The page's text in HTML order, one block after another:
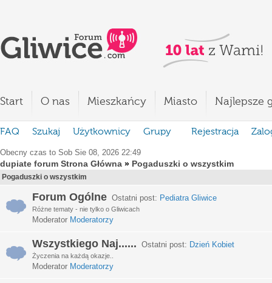
Start O nas Mieszkańcy Miasto Najlepsze
FAQ Szukaj Użytkownicy Grupy Rejestracja
Obecny czas to Sob Sie 08, 2026 22:49
dupiate forum Strona Główna » Pogaduszki o wszystkim
Pogaduszki o wszystkim
Forum Ogólne Ostatni post: Pediatra Gliwice
Różne tematy - nie tylko o Gliwicach
Moderator Moderatorzy
Wszystkiego Naj...... Ostatni post: Dzień Kobiet
Życzenia na każdą okazje..
Moderator Moderatorzy